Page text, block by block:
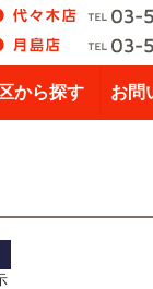
区から探す お問